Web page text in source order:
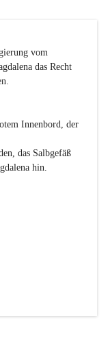
vom
das Recht
Innenbord, der
das Salbgefäß